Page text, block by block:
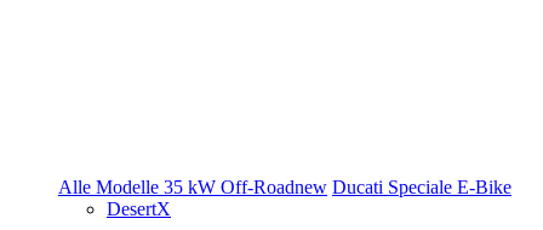
Alle Modelle 35 kW Off-Roadnew Ducati Speciale E-Bike
DesertX